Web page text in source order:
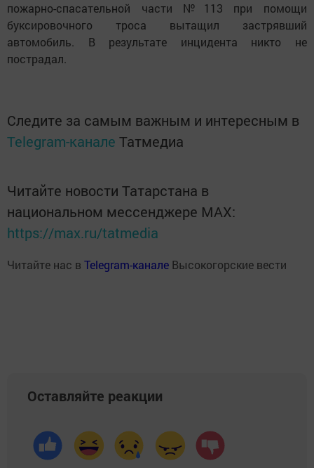
пожарно-спасательной части №113 при помощи
буксировочного троса вытащил застрявший
автомобиль. В результате инцидента никто не
пострадал.
Следите за самым важным и интересным в
Telegram-канале Татмедиа
Читайте новости Татарстана в
национальном мессенджере MАХ:
https://max.ru/tatmedia
Читайте нас в Telegram-канале Высокогорские вести
Оставляйте реакции